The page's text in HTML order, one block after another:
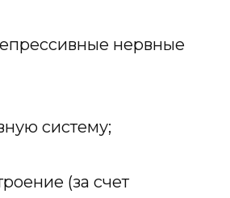
нервные
систему;
(за счет